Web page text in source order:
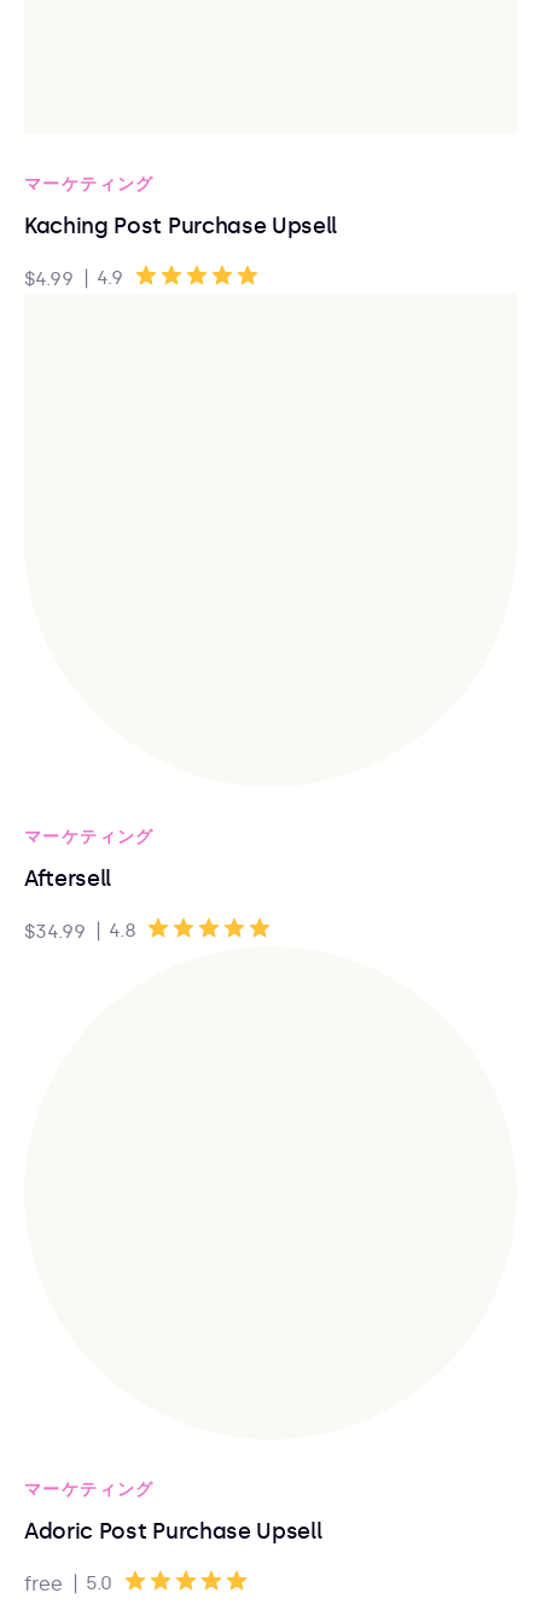
マーケティング
Kaching Post Purchase Upsell
$4.99 | 4.9
マーケティング
Aftersell
$34.99 | 4.8
マーケティング
Adoric Post Purchase Upsell
free | 5.0